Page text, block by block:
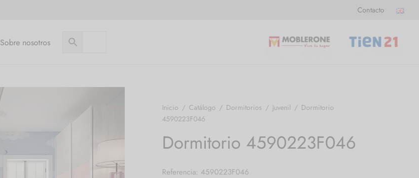
Contacto
Sobre nosotros
Inicio / Catálogo / Dormitorios / Juvenil / Dormitorio
4590223F046
Dormitorio 4590223F046
Referencia: 4590223F046